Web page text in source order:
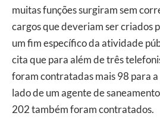
muitas funções surgiram sem
cargos que deveriam ser criados
um fim específico da atividade
cita que para além de três
foram contratadas mais 98 para
lado de um agente de
202 também foram contratados.